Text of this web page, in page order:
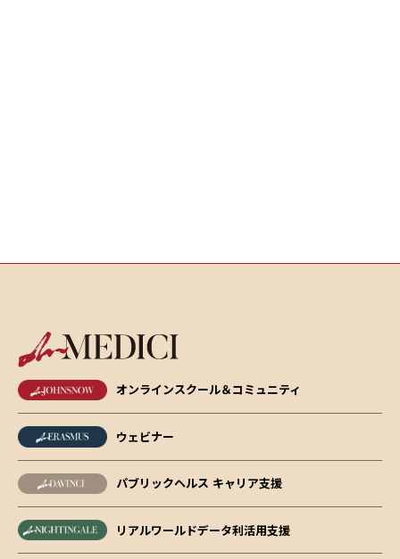
オンラインスクール＆コミュニティ
ウェビナー
パブリックヘルス キャリア支援
リアルワールドデータ利活用支援